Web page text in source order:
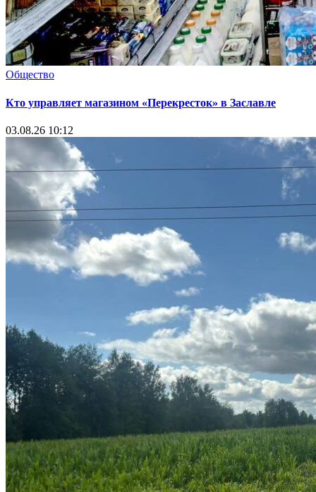
Общество
Кто управляет магазином «Перекресток» в Заславле
03.08.26 10:12